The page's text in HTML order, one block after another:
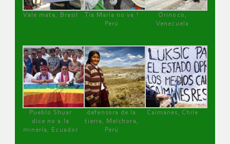
Vale mata, Brasil
Tía María no va !
Perú
Orinoco,
Venezuela
Pueblo Shuar
dice no a la
minería, Ecuador
defensora de la
tierra, Melchora,
Perú
Caimanes, Chile